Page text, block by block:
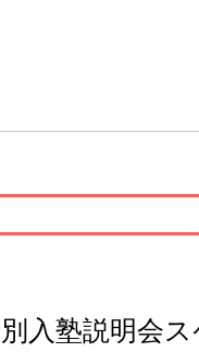
入塾説明会ス